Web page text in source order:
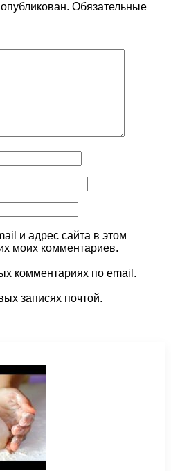
Обязательные
и адрес сайта в этом
моих комментариев.
комментариях по email.
записях почтой.